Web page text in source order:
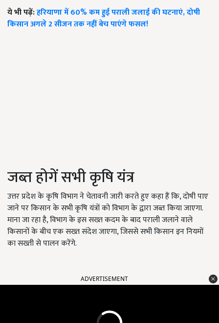
ये भी पढ़ें:हरियाणा में 60% कम हुई पराली जलाई की घटनाएं, दोषी
किसान अगले 2 सीजन तक नहीं बेच पाएंगे फसल!
जब्त होगें सभी कृषि यंत्र
उत्तर प्रदेश के कृषि विभाग ने चेतावनी जारी करते हुए कहा हैं कि, दोषी पाए
जाने पर किसान के सभी कृषि यंत्रों को विभाग के द्वारा जब्त किया जाएगा.
माना जा रहा है, विभाग के इस सख्त कदम के बाद पराली जलाने वाले
किसानों के बीच एक सख्त संदेश जाएगा, जिससे सभी किसान इन नियमों
का सख्ती से पालन करेंगे.
ADVERTISEMENT